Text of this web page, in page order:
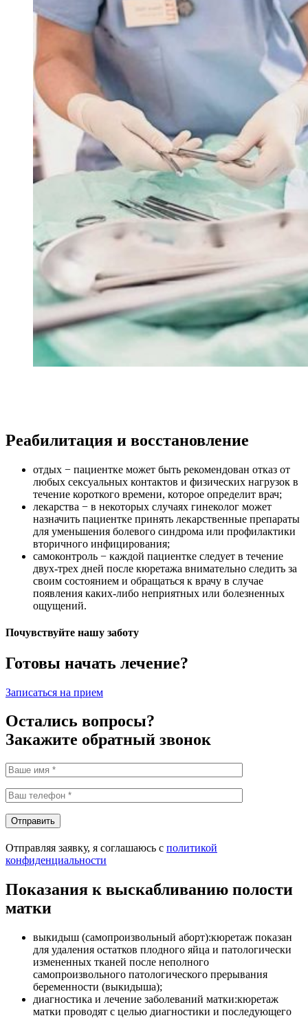
Реабилитация и восстановление
отдых − пациентке может быть рекомендован отказ от
любых сексуальных контактов и физических нагрузок в
течение короткого времени, которое определит врач;
лекарства − в некоторых случаях гинеколог может
назначить пациентке принять лекарственные препараты
для уменьшения болевого синдрома или профилактики
вторичного инфицирования;
самоконтроль − каждой пациентке следует в течение
двух-трех дней после кюретажа внимательно следить за
своим состоянием и обращаться к врачу в случае
появления каких-либо неприятных или болезненных
ощущений.
Почувствуйте нашу заботу
Готовы начать лечение?
Записаться на прием
Остались вопросы?
Закажите обратный звонок
Отправить
Отправляя заявку, я соглашаюсь с политикой
конфиденциальности
Показания к выскабливанию полости
матки
выкидыш (самопроизвольный аборт):кюретаж показан
для удаления остатков плодного яйца и патологически
измененных тканей после неполного
самопроизвольного патологического прерывания
беременности (выкидыша);
диагностика и лечение заболеваний матки:кюретаж
матки проводят с целью диагностики и последующего